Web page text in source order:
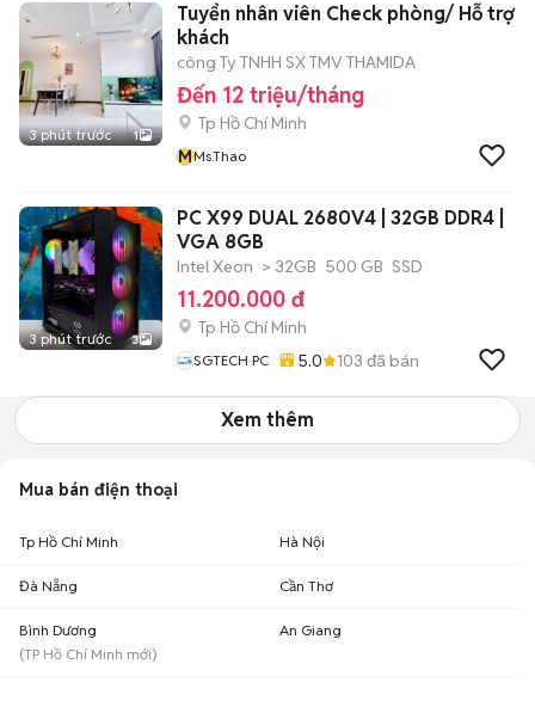
3 phút trước 1
Tuyển nhân viên Check phòng/ Hỗ trợ
khách
công Ty TNHH SX TMV THAMIDA
Đến 12 triệu/tháng
Tp Hồ Chí Minh
MMs.Thao
3 phút trước 3
PC X99 DUAL 2680V4 | 32GB DDR4 |
VGA 8GB
Intel Xeon > 32GB 500 GB SSD
11.200.000 đ
Tp Hồ Chí Minh
SGTECH PC 5.0 103 đã bán
Xem thêm
Mua bán điện thoại
Tp Hồ Chí Minh Hà Nội
Đà Nẵng Cần Thơ
Bình Dương
(TP Hồ Chí Minh mới)
An Giang